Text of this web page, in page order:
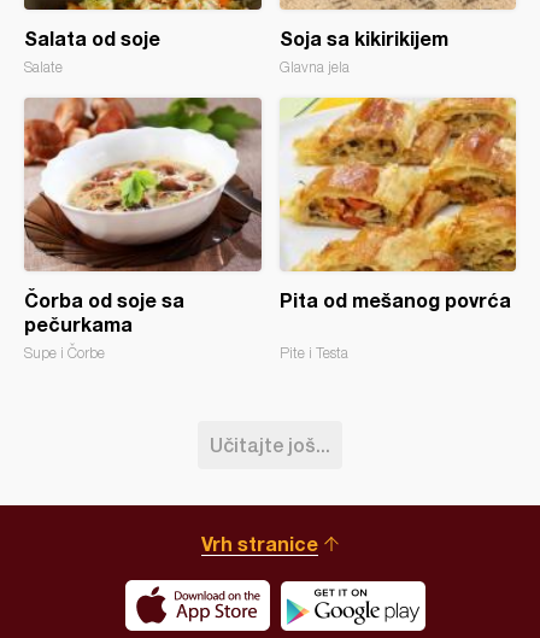
Salata od soje
Salate
Soja sa kikirikijem
Glavna jela
Čorba od soje sa
pečurkama
Supe i Čorbe
Pita od mešanog povrća
Pite i Testa
Učitajte još...
Vrh stranice